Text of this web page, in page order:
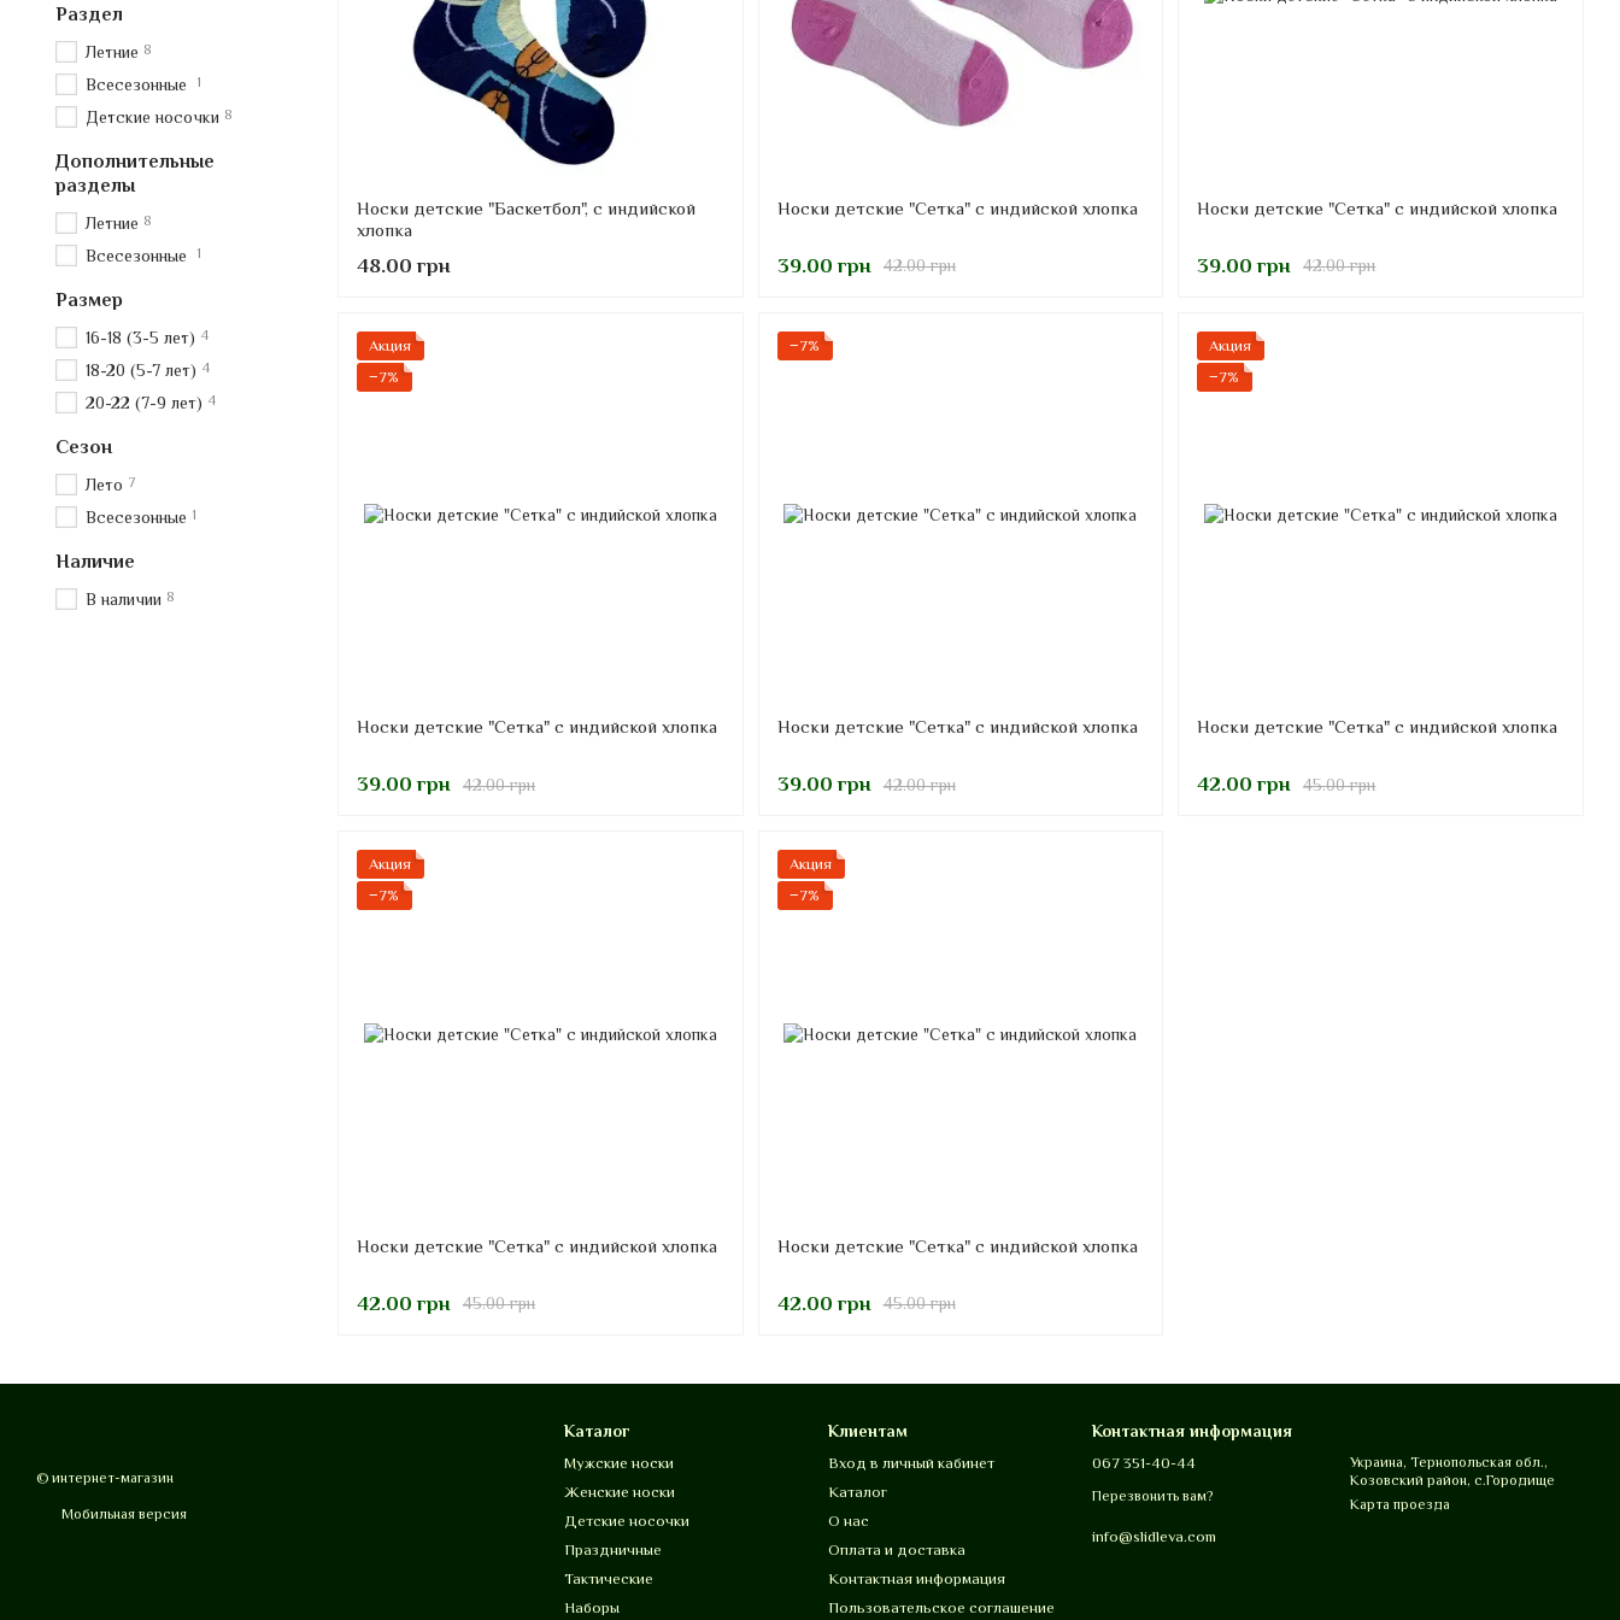
Носки детские "Баскетбол", с индийской
хлопка
48.00 грн
Носки детские "Сетка" с индийской хлопка
42.00 грн
39.00 грн
Носки детские "Сетка" с индийской хлопка
42.00 грн
39.00 грн
Акция
−7%
Носки детские "Сетка" с индийской хлопка
42.00 грн
39.00 грн
−7%
Носки детские "Сетка" с индийской хлопка
42.00 грн
39.00 грн
Акция
−7%
Носки детские "Сетка" с индийской хлопка
45.00 грн
42.00 грн
Акция
−7%
Носки детские "Сетка" с индийской хлопка
45.00 грн
42.00 грн
Акция
−7%
Носки детские "Сетка" с индийской хлопка
45.00 грн
42.00 грн
Раздел
Летние 8
Всесезонные 1
Детские носочки 8
Дополнительные
разделы
Летние 8
Всесезонные 1
Размер
16-18 (3-5 лет) 4
18-20 (5-7 лет) 4
20-22 (7-9 лет) 4
Сезон
Лето 7
Всесезонные 1
Наличие
В наличии 8
© интернет-магазин
Мобильная версия
Каталог
Мужские носки
Женские носки
Детские носочки
Праздничные
Тактические
Наборы
Клиентам
Вход в личный кабинет
Каталог
О нас
Оплата и доставка
Контактная информация
Пользовательское соглашение
Контактная информация
067 351-40-44
Перезвонить вам?
info@slidleva.com
Украина, Тернопольская обл.,
Козовский район, с.Городище
Карта проезда